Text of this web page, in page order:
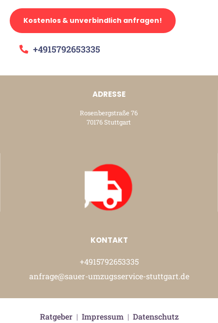
Kostenlos & unverbindlich anfragen!
+4915792653335
ADRESSE
Rosenbergstraße 76
70176 Stuttgart
KONTAKT
+4915792653335
anfrage@sauer-umzugsservice-stuttgart.de
Ratgeber| Impressum| Datenschutz